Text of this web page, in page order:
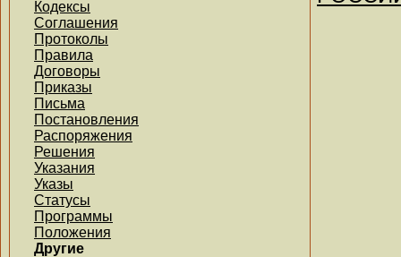
Кодексы
Соглашения
Протоколы
Правила
Договоры
Приказы
Письма
Постановления
Распоряжения
Решения
Указания
Указы
Статусы
Программы
Положения
Другие